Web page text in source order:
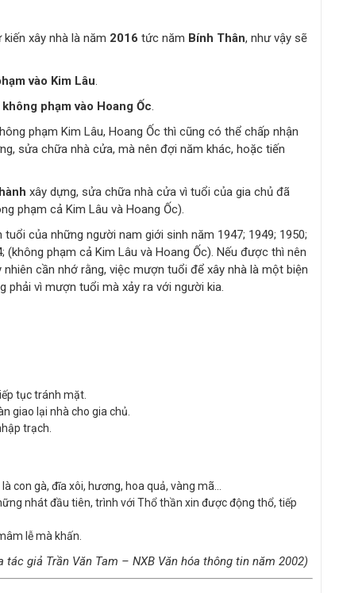
kiến xây nhà là năm 2016 tức năm Bính Thân, như vậy sẽ
vào Kim Lâu.
không phạm vào Hoang Ốc.
phạm Kim Lâu, Hoang Ốc thì cũng có thể chấp nhận
sửa chữa nhà cửa, mà nên đợi năm khác, hoặc tiến
xây dựng, sửa chữa nhà cửa vì tuổi của gia chủ đã
phạm cả Kim Lâu và Hoang Ốc).
của những người nam giới sinh năm 1947; 1949; 1950;
(không phạm cả Kim Lâu và Hoang Ốc). Nếu được thì nên
cần nhớ rằng, việc mượn tuổi để xây nhà là một biện
phải vì mượn tuổi mà xảy ra với người kia.
tục tránh mặt.
giao lại nhà cho gia chủ.
trạch.
con gà, đĩa xôi, hương, hoa quả, vàng mã…
nhát đầu tiên, trình với Thổ thần xin được động thổ, tiếp
lễ mà khấn.
giả Trần Văn Tam – NXB Văn hóa thông tin năm 2002)